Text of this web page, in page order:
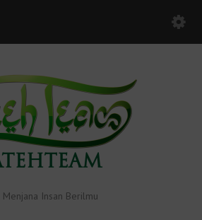
Menjana Insan Berilmu